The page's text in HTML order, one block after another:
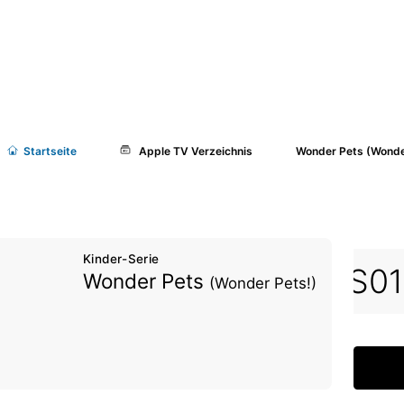
Startseite Apple TV Verzeichnis Wonder Pets
Kinder-Serie
Wonder Pets (Wonder Pets!)
S01E07 S01E08